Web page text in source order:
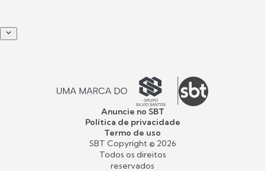
Anuncie no SBT
Política de privacidade
Termo de uso
SBT Copyright © 2026
Todos os direitos
reservados